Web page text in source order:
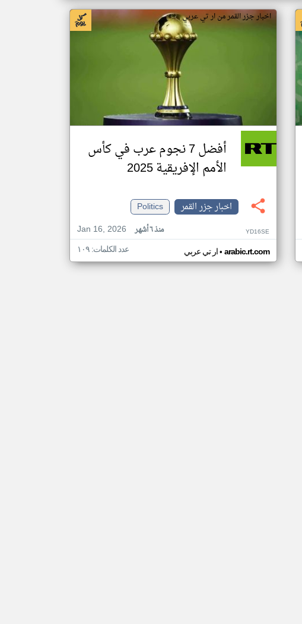
اخبار جزر القمر من ار تي عربي
أفضل 7 نجوم عرب في كأس
الأمم الإفريقية 2025
اخبار جزر القمر
Politics
Jan 16, 2026
منذ ٦ أشهر YD16SE
ار تي عربي• arabic.rt.com عدد الكلمات: ١٠٩